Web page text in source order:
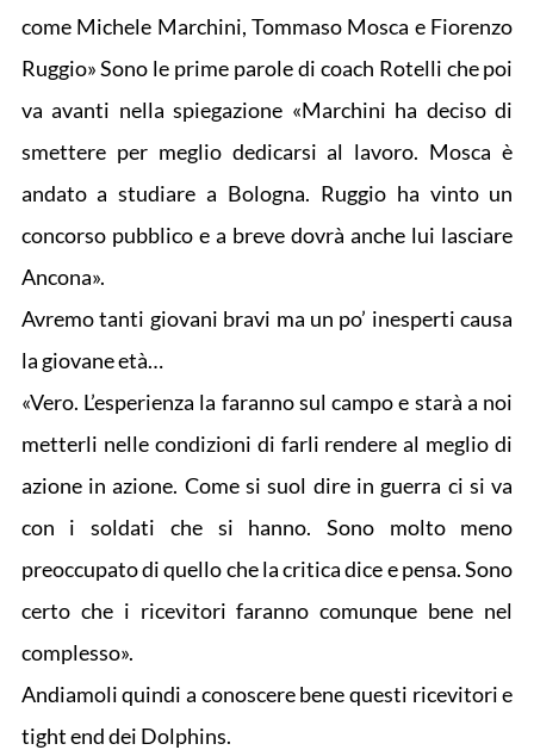
come Michele Marchini, Tommaso Mosca e Fiorenzo
Ruggio» Sono le prime parole di coach Rotelli che poi
va avanti nella spiegazione «Marchini ha deciso di
smettere per meglio dedicarsi al lavoro. Mosca è
andato a studiare a Bologna. Ruggio ha vinto un
concorso pubblico e a breve dovrà anche lui lasciare
Ancona».
Avremo tanti giovani bravi ma un po’ inesperti causa
la giovane età…
«Vero. L’esperienza la faranno sul campo e starà a noi
metterli nelle condizioni di farli rendere al meglio di
azione in azione. Come si suol dire in guerra ci si va
con i soldati che si hanno. Sono molto meno
preoccupato di quello che la critica dice e pensa. Sono
certo che i ricevitori faranno comunque bene nel
complesso».
Andiamoli quindi a conoscere bene questi ricevitori e
tight end dei Dolphins.